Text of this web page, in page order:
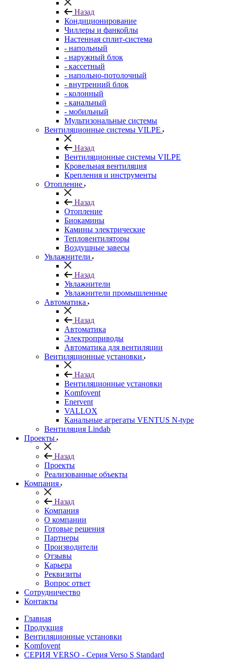
Назад
Кондиционирование
Чиллеры и фанкойлы
Настенная сплит-система
- напольный
- наружный блок
- кассетный
- напольно-потолочный
- внутренний блок
- колонный
- канальный
- мобильный
Мультизональные системы
Вентиляционные системы VILPE
Назад
Вентиляционные системы VILPE
Кровельная вентиляция
Крепления и инструменты
Отопление
Назад
Отопление
Биокамины
Камины электрические
Тепловентиляторы
Воздушные завесы
Увлажнители
Назад
Увлажнители
Увлажнители промышленные
Автоматика
Назад
Автоматика
Электроприводы
Автоматика для вентиляции
Вентиляционные установки
Назад
Вентиляционные установки
Komfovent
Enervent
VALLOX
Канальные агрегаты VENTUS N-type
Вентиляция Lindab
Проекты
Назад
Проекты
Реализованные объекты
Компания
Назад
Компания
О компании
Готовые решения
Партнеры
Производители
Отзывы
Карьера
Реквизиты
Вопрос ответ
Сотрудничество
Контакты
Главная
Продукция
Вентиляционные установки
Komfovent
СЕРИЯ VERSO - Сepия Verso S Standard